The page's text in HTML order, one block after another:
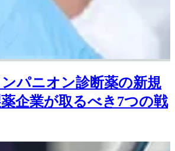
パニオン診断薬の新規
企業が取るべき7つの戦